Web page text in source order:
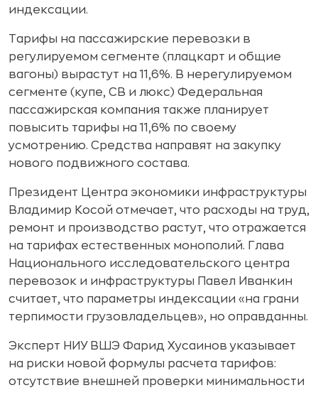
индексации.
Тарифы на пассажирские перевозки в
регулируемом сегменте (плацкарт и общие
вагоны) вырастут на 11,6%. В нерегулируемом
сегменте (купе, СВ и люкс) Федеральная
пассажирская компания также планирует
повысить тарифы на 11,6% по своему
усмотрению. Средства направят на закупку
нового подвижного состава.
Президент Центра экономики инфраструктуры
Владимир Косой отмечает, что расходы на труд,
ремонт и производство растут, что отражается
на тарифах естественных монополий. Глава
Национального исследовательского центра
перевозок и инфраструктуры Павел Иванкин
считает, что параметры индексации «на грани
терпимости грузовладельцев», но оправданны.
Эксперт НИУ ВШЭ Фарид Хусаинов указывает
на риски новой формулы расчета тарифов:
отсутствие внешней проверки минимальности